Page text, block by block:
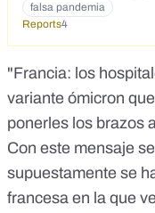
falsa pandemia
Reports4
"Francia: los
variante ómicron
ponerles los brazos
Con este mensaje
supuestamente se
francesa en la que